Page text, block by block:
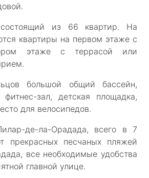
из 66 квартир. На
квартиры на первом этаже с
этаже с террасой или
большой общий бассейн,
зал, детская площадка,
для велосипедов.
де-ла-Орадада, всего в 7
прекрасных песчаных пляжей
все необходимые удобства
главной улице.